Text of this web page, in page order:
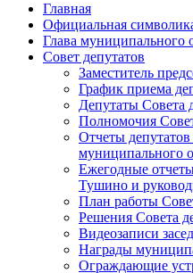
Главная
Официальная
Глава муниципального
Совет депутатов
Заместитель
График приема
Депутаты Совета
Полномочия
Отчеты депутатов
муниципального
Ежегодные
Тушино и
План работы
Решения Совета
Видеозаписи
Награды
Ограждающие